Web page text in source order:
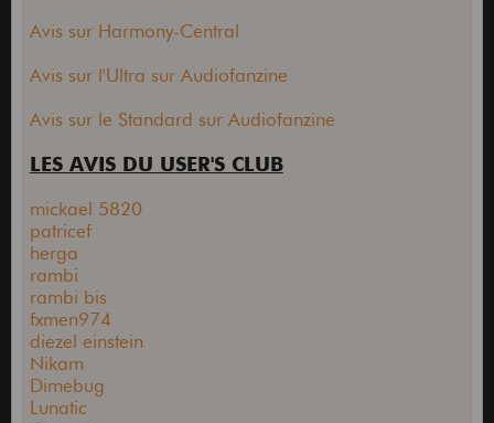
Avis sur Harmony-Central
Avis sur l'Ultra sur Audiofanzine
Avis sur le Standard sur Audiofanzine
LES AVIS DU USER'S CLUB
mickael 5820
patricef
herga
rambi
rambi bis
fxmen974
diezel einstein
Nikam
Dimebug
Lunatic